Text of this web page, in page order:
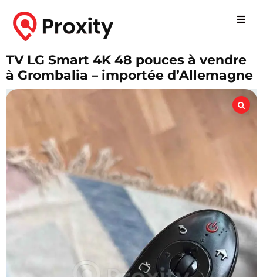
TV LG Smart 4K 48 pouces à vendre
à Grombalia – importée d’Allemagne